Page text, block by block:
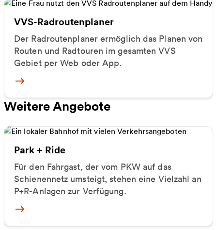
VVS-Radroutenplaner
Der Radroutenplaner ermöglich das Planen von
Routen und Radtouren im gesamten VVS
Gebiet per Web oder App.
Mehr zum VVS-Radroutenplaner
Weitere Angebote
Park + Ride
Für den Fahrgast, der vom PKW auf das
Schienennetz umsteigt, stehen eine Vielzahl an
P+R-Anlagen zur Verfügung.
Mehr zu Park + Ride